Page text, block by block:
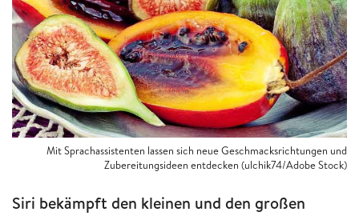
Mit Sprachassistenten lassen sich neue Geschmacksrichtungen und
Zubereitungsideen entdecken (ulchik74/Adobe Stock)
Siri bekämpft den kleinen und den großen